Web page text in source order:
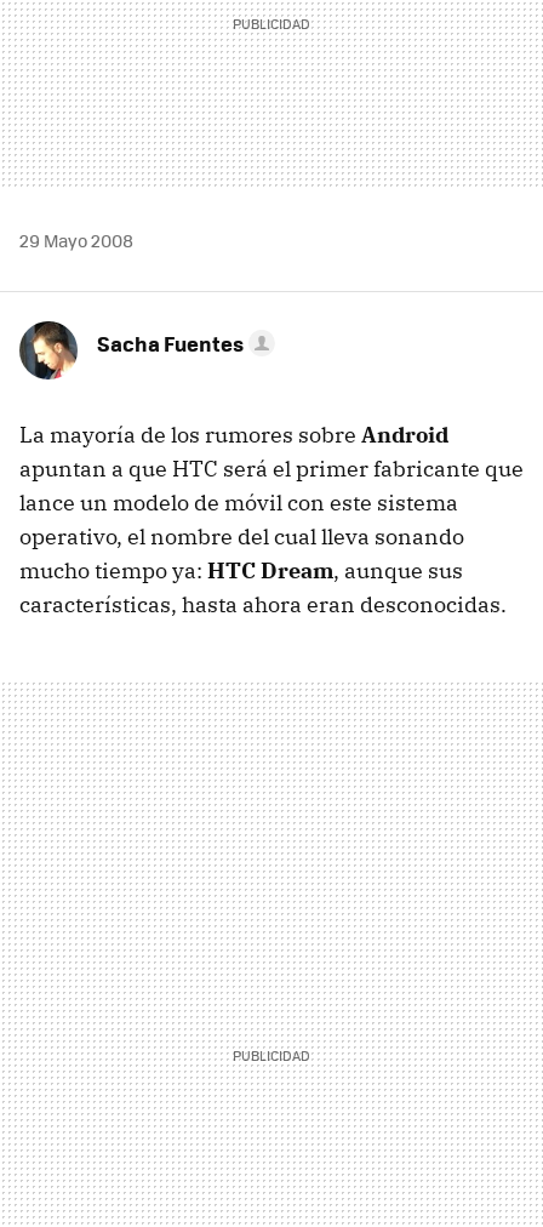
29 Mayo 2008
Sacha Fuentes
La mayoría de los rumores sobre Android
apuntan a que HTC será el primer fabricante que
lance un modelo de móvil con este sistema
operativo, el nombre del cual lleva sonando
mucho tiempo ya: HTC Dream, aunque sus
características, hasta ahora eran desconocidas.